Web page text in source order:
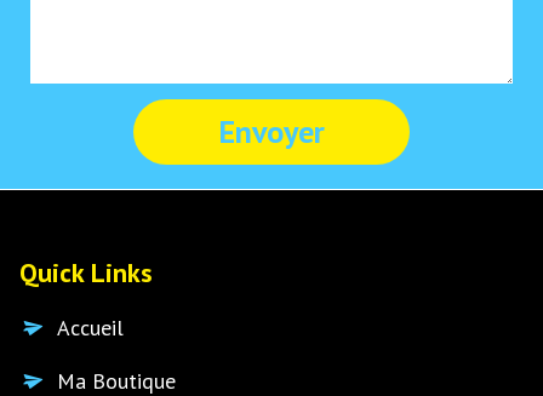
Quick Links
Accueil
Ma Boutique